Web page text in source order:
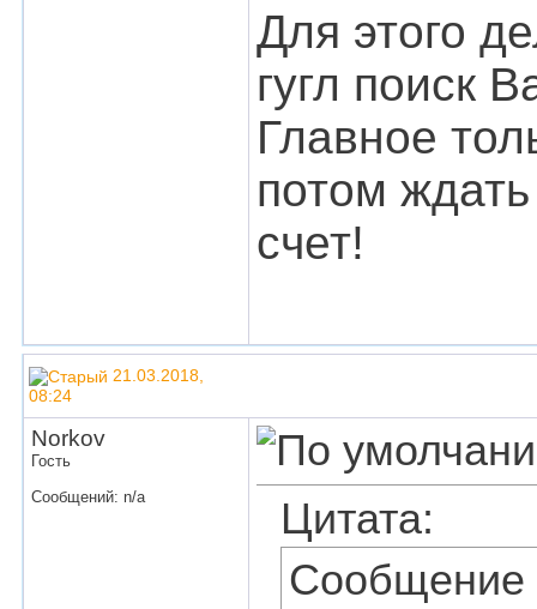
Для этого
гугл поиск
Главное
потом
счет!
21.03.2018,
08:24
Norkov
Гость
Сообщений: n/a
Цитата:
Сообщение